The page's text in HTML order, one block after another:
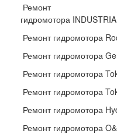
Ремонт
гидромотора
Ремонт гидромотора
Ремонт гидромотора
Ремонт гидромотора
Ремонт гидромотора
Ремонт гидромотора
Ремонт гидромотора